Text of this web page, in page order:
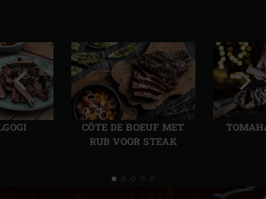
CÔTE DE BOEUF MET
RUB VOOR STEAK
Vorige
slide